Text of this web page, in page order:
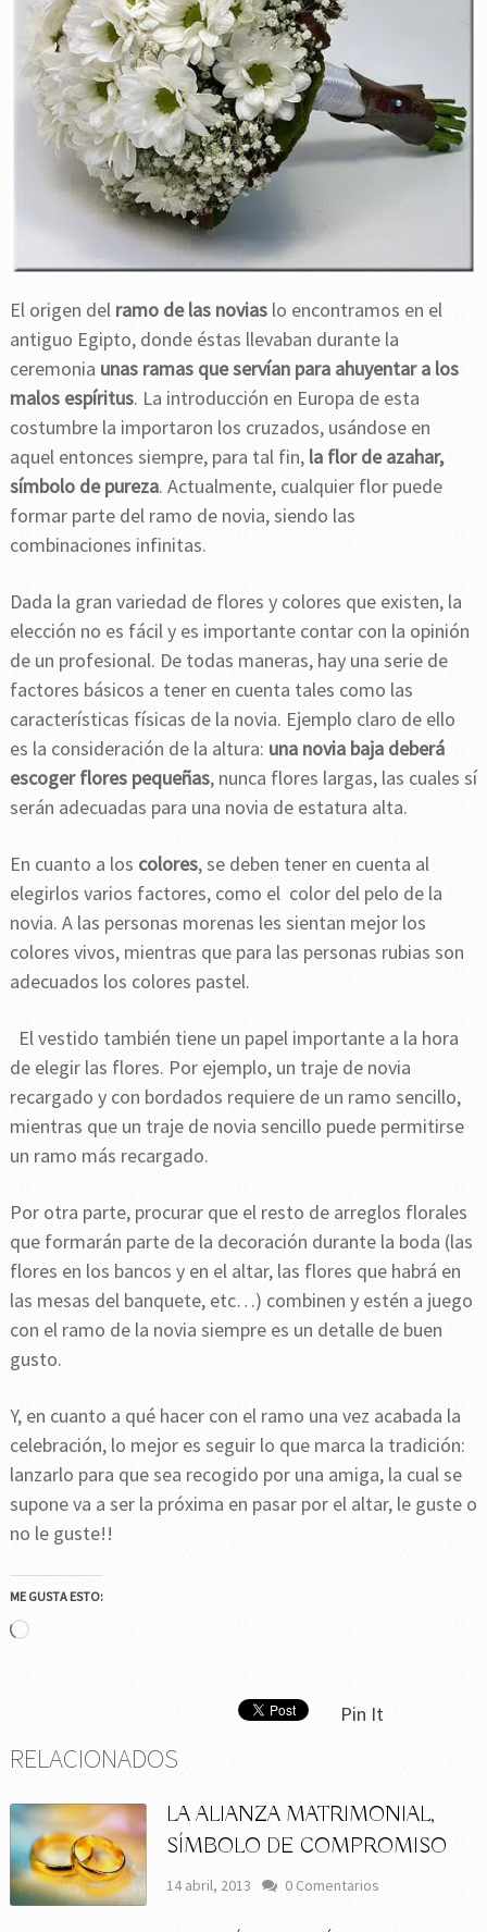
El origen delramo de las novias lo encontramos en el
antiguo Egipto, donde éstas llevaban durante la
ceremonia unas ramas que servían para ahuyentar a los
malos espíritus. La introducción en Europa de esta
costumbre la importaron los cruzados, usándose en
aquel entonces siempre, para tal fin, la flor de azahar,
símbolo de pureza. Actualmente, cualquier flor puede
formar parte del ramo de novia, siendo las
combinaciones infinitas.
Dada la gran variedad de flores y colores que existen, la
elección no es fácil y es importante contar con la opinión
de un profesional. De todas maneras, hay una serie de
factores básicos a tener en cuenta tales como las
características físicas de la novia. Ejemplo claro de ello
es la consideración de la altura: una novia baja deberá
escoger flores pequeñas, nunca flores largas, las cuales sí
serán adecuadas para una novia de estatura alta.
En cuanto a los colores, se deben tener en cuenta al
elegirlos varios factores, como el color del pelo de la
novia. A las personas morenas les sientan mejor los
colores vivos, mientras que para las personas rubias son
adecuados los colores pastel.
El vestido también tiene un papel importante a la hora
de elegir las flores. Por ejemplo, un traje de novia
recargado y con bordados requiere de un ramo sencillo,
mientras que un traje de novia sencillo puede permitirse
un ramo más recargado.
Por otra parte, procurar que el resto de arreglos florales
que formarán parte de la decoración durante la boda (las
flores en los bancos y en el altar, las flores que habrá en
las mesas del banquete, etc…) combinen y estén a juego
con el ramo de la novia siempre es un detalle de buen
gusto.
Y, en cuanto a qué hacer con el ramo una vez acabada la
celebración, lo mejor es seguir lo que marca la tradición:
lanzarlo para que sea recogido por una amiga, la cual se
supone va a ser la próxima en pasar por el altar, le guste o
no le guste!!
ME GUSTA ESTO:
Cargando...
Pin It
RELACIONADOS
LA ALIANZA MATRIMONIAL,
SÍMBOLO DE COMPROMISO
14 abril, 2013 0 Comentarios